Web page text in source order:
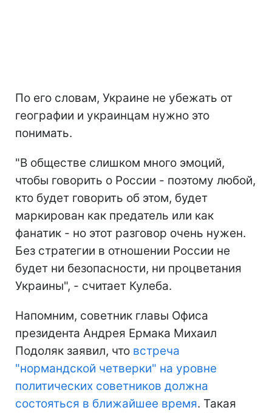
По его словам, Украине не убежать от
географии и украинцам нужно это
понимать.
"В обществе слишком много эмоций,
чтобы говорить о России - поэтому любой,
кто будет говорить об этом, будет
маркирован как предатель или как
фанатик - но этот разговор очень нужен.
Без стратегии в отношении России не
будет ни безопасности, ни процветания
Украины", - считает Кулеба.
Напомним, советник главы Офиса
президента Андрея Ермака Михаил
Подоляк заявил, что встреча
"нормандской четверки" на уровне
политических советников должна
состояться в ближайшее время. Такая